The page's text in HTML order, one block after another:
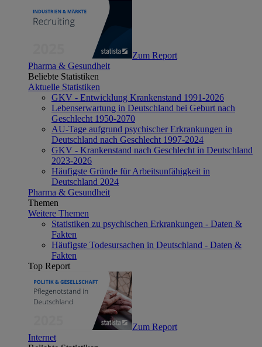
Zum Report
Pharma & Gesundheit
Beliebte Statistiken
Aktuelle Statistiken
GKV - Entwicklung Krankenstand 1991-2026
Lebenserwartung in Deutschland bei Geburt nach
Geschlecht 1950-2070
AU-Tage aufgrund psychischer Erkrankungen in
Deutschland nach Geschlecht 1997-2024
GKV - Krankenstand nach Geschlecht in Deutschland
2023-2026
Häufigste Gründe für Arbeitsunfähigkeit in
Deutschland 2024
Pharma & Gesundheit
Themen
Weitere Themen
Statistiken zu psychischen Erkrankungen - Daten &
Fakten
Häufigste Todesursachen in Deutschland - Daten &
Fakten
Top Report
Zum Report
Internet